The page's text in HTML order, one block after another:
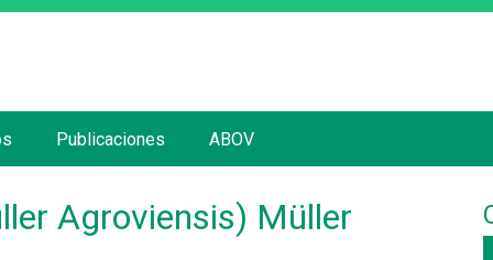
Agroviensis) Müller
Publicaciones ABOV